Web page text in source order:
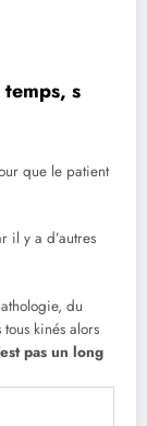
s
que le patient
il y a d’autres
du
kinés alors
pas un long